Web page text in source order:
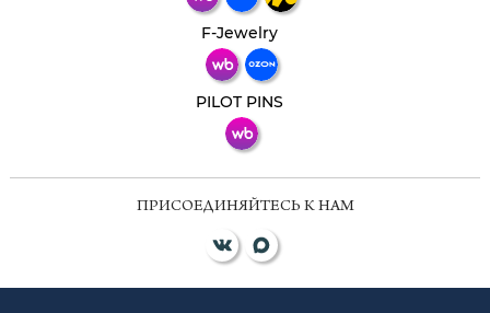
F-Jewelry
PILOT PINS
ПРИСОЕДИНЯЙТЕСЬ К НАМ